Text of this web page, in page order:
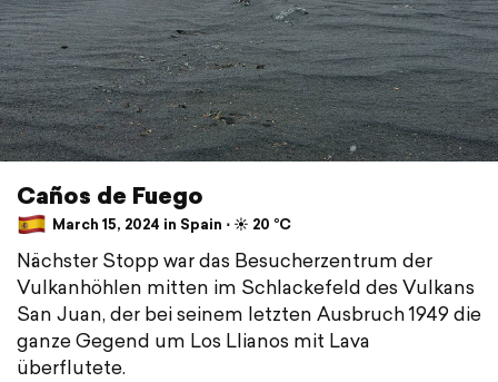
Caños de Fuego
March 15, 2024 in Spain ⋅ ☀️ 20 °C
Nächster Stopp war das Besucherzentrum der
Vulkanhöhlen mitten im Schlackefeld des Vulkans
San Juan, der bei seinem letzten Ausbruch 1949 die
ganze Gegend um Los Llianos mit Lava
überflutete.